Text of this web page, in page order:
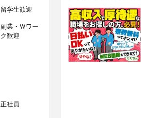
留学生歓迎
副業・Ｗワー
ク歓迎
正社員